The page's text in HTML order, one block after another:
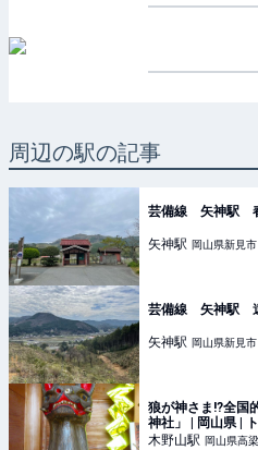
周辺の駅の記事
芸備線 矢神駅
矢神駅 岡山県新見市
芸備線 矢神駅
矢神駅 岡山県新見市
狼が神さま!?全国
神社」 | 岡山県 |
木野山駅 岡山県高